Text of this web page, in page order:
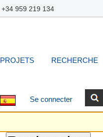
+34 959 219 134
PROJETS RECHERCHE
Se connecter